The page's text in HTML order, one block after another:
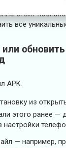
что не
стоит
все
APK.
из
этого ранее —
настройки
— например,